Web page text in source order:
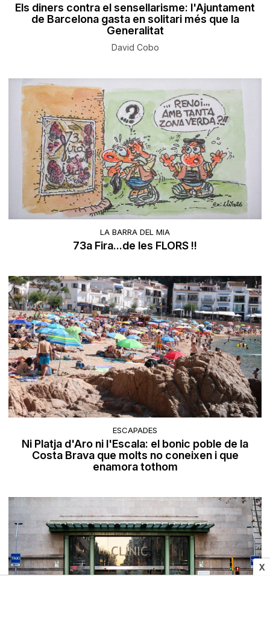
X
Els diners contra el sensellarisme: l'Ajuntament
de Barcelona gasta en solitari més que la
Generalitat
David Cobo
LA BARRA DEL MIA
73a Fira...de les FLORS !!
ESCAPADES
Ni Platja d'Aro ni l'Escala: el bonic poble de la
Costa Brava que molts no coneixen i que
enamora tothom